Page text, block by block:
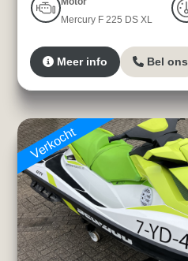
Mercury F 225 DS XL
Meer info Bel ons
Verkocht